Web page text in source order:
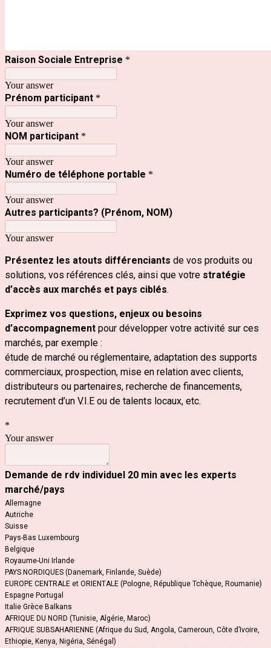
Raison Sociale Entreprise *
Your answer
Prénom participant *
Your answer
NOM participant *
Your answer
Numéro de téléphone portable *
Your answer
Autres participants? (Prénom, NOM)
Your answer
Présentez les atouts différenciants de vos produits ou
solutions, vos références clés, ainsi que votre stratégie
d’accès aux marchés et pays ciblés.
Exprimez vos questions, enjeux ou besoins
d’accompagnement pour développer votre activité sur ces
marchés, par exemple :
étude de marché ou réglementaire, adaptation des supports
commerciaux, prospection, mise en relation avec clients,
distributeurs ou partenaires, recherche de financements,
recrutement d’un V.I.E ou de talents locaux, etc.
*
Your answer
Demande de rdv individuel 20 min avec les experts
marché/pays
Allemagne
Autriche
Suisse
Pays-Bas Luxembourg
Belgique
Royaume-Uni Irlande
PAYS NORDIQUES (Danemark, Finlande, Suède)
EUROPE CENTRALE et ORIENTALE (Pologne, République Tchèque, Roumanie)
Espagne Portugal
Italie Grèce Balkans
AFRIQUE DU NORD (Tunisie, Algérie, Maroc)
AFRIQUE SUBSAHARIENNE (Afrique du Sud, Angola, Cameroun, Côte d’Ivoire,
Ethiopie, Kenya, Nigéria, Sénégal)